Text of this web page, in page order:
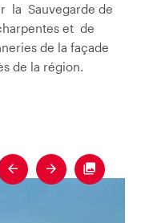
la Sauvegarde de
et de
de la façade
de la région.
Previous
Next